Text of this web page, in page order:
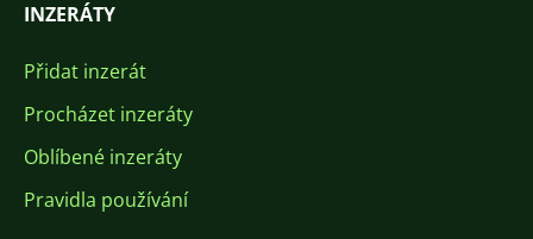
INZERÁTY
Přidat inzerát
Procházet inzeráty
Oblíbené inzeráty
Pravidla používání